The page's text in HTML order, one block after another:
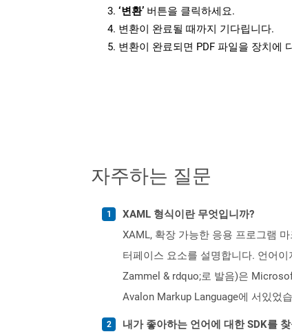
‘변환’ 버튼을 클릭하세요.
변환이 완료될 때까지 기다립니다.
변환이 완료되면 PDF 파일을 장치에
자주하는 질문
XAML 형식이란 무엇입니까?
XAML, 확장 가능한 응용 프로그램
터페이스 요소를 설명합니다. 언어
Zammel & rdquo;로 발음)은
Avalon Markup Language에 서있었
내가 좋아하는 언어에 대한 SDK를